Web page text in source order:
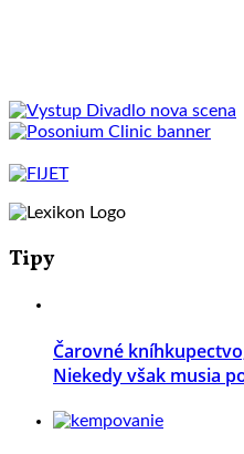
Tipy
Čarovné
Niekedy však musia